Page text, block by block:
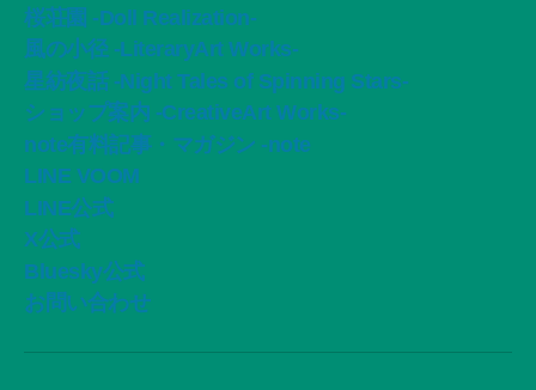
桜荘園 -Doll Realization-
風の小径 -LiteraryArt Works-
星紡夜話 -Night Tales of Spinning Stars-
ショップ案内 -CreativeArt Works-
note有料記事・マガジン -note
LINE VOOM
LINE公式
X公式
Bluesky公式
お問い合わせ